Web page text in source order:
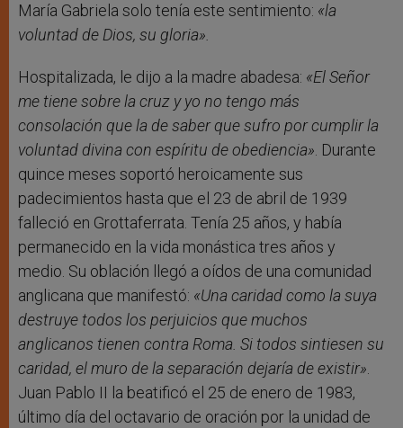
María Gabriela solo tenía este sentimiento: «la
voluntad de Dios, su gloria».
Hospitalizada, le dijo a la madre abadesa: «El Señor
me tiene sobre la cruz y yo no tengo más
consolación que la de saber que sufro por cumplir la
voluntad divina con espíritu de obediencia». Durante
quince meses soportó heroicamente sus
padecimientos hasta que el 23 de abril de 1939
falleció en Grottaferrata. Tenía 25 años, y había
permanecido en la vida monástica tres años y
medio. Su oblación llegó a oídos de una comunidad
anglicana que manifestó: «Una caridad como la suya
destruye todos los perjuicios que muchos
anglicanos tienen contra Roma. Si todos sintiesen su
caridad, el muro de la separación dejaría de existir».
Juan Pablo II la beatificó el 25 de enero de 1983,
último día del octavario de oración por la unidad de